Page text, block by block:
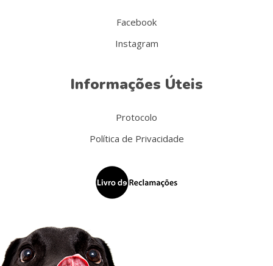
Facebook
Instagram
Informações Úteis
Protocolo
Política de Privacidade